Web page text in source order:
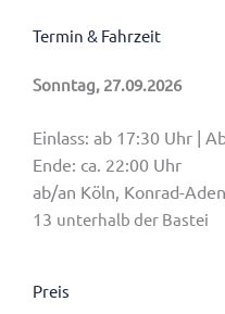
Termin & Fahrzeit
Sonntag, 27.09.2026
Einlass: ab 17:30 Uhr |
Ende: ca. 22:00 Uhr
ab/an Köln, Konrad-
13 unterhalb der Bastei
Preis